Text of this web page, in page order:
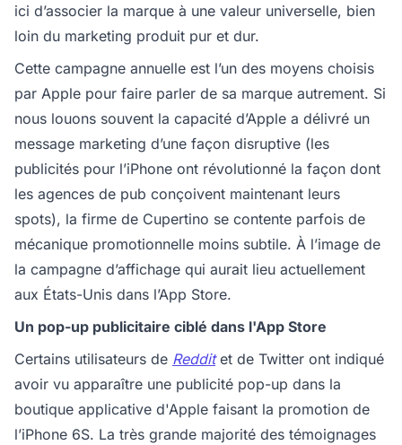
ici d’associer la marque à une valeur universelle, bien
loin du marketing produit pur et dur.
Cette campagne annuelle est l’un des moyens choisis
par Apple pour faire parler de sa marque autrement. Si
nous louons souvent la capacité d’Apple a délivré un
message marketing d’une façon disruptive (les
publicités pour l’iPhone ont révolutionné la façon dont
les agences de pub conçoivent maintenant leurs
spots), la firme de Cupertino se contente parfois de
mécanique promotionnelle moins subtile. À l’image de
la campagne d’affichage qui aurait lieu actuellement
aux États-Unis dans l’App Store.
Un pop-up publicitaire ciblé dans l'App Store
Certains utilisateurs de Redditet de Twitter ont indiqué
avoir vu apparaître une publicité pop-up dans la
boutique applicative d'Apple faisant la promotion de
l’iPhone 6S. La très grande majorité des témoignages